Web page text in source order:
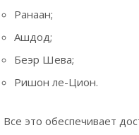
Ранаан;
Ашдод;
Беэр Шева;
Ришон ле-Цион.
Все это обеспечивает